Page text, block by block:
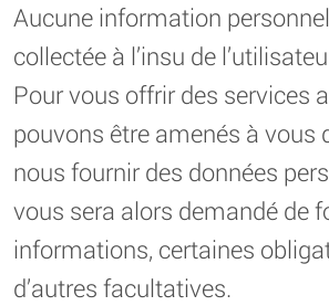
Aucune information
collectée à l’insu de
Pour vous offrir des services
pouvons être amenés à vous
nous fournir des données
vous sera alors demandé de
informations, certaines
d’autres facultatives.